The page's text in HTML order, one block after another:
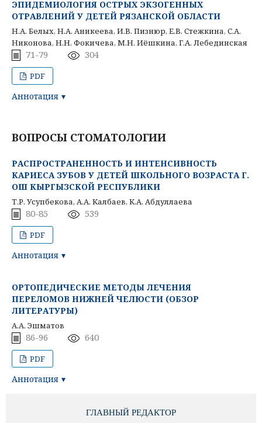
ЭПИДЕМИОЛОГИЯ ОСТРЫХ ЭКЗОГЕННЫХ
ОТРАВЛЕНИЙ У ДЕТЕЙ РЯЗАНСКОЙ ОБЛАСТИ
Н.А. Белых, Н.А. Аникеева, И.В. Пизнюр, Е.В. Стежкина, С.А.
Никонова, Н.Н. Фокичева, М.Н. Иёшкина, Г.А. Лебединская
71-79 304
PDF
Аннотация
ВОПРОСЫ СТОМАТОЛОГИИ
РАСПРОСТРАНЕННОСТЬ И ИНТЕНСИВНОСТЬ
КАРИЕСА ЗУБОВ У ДЕТЕЙ ШКОЛЬНОГО ВОЗРАСТА Г.
ОШ КЫРГЫЗСКОЙ РЕСПУБЛИКИ
Т.Р. Усупбекова, А.А. Калбаев, К.А. Абдуллаева
80-85 539
PDF
Аннотация
ОРТОПЕДИЧЕСКИЕ МЕТОДЫ ЛЕЧЕНИЯ
ПЕРЕЛОМОВ НИЖНЕЙ ЧЕЛЮСТИ (ОБЗОР
ЛИТЕРАТУРЫ)
А.А. Эшматов
86-96 640
PDF
Аннотация
ГЛАВНЫЙ РЕДАКТОР